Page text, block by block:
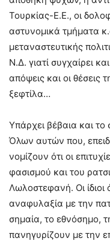
Τουρκίας-Ε.Ε., οι
αστυνομικά τμήματα
μεταναστευτικής
Ν.Δ. γιατί συγχαίρει
απόψεις και οι θέσεις
ξεφτίλα…
Υπάρχει βέβαια και
Όλων αυτών που,
νομίζουν ότι οι
φασισμού και του
Λωλοστεφανή. Οι
αναφυλαξία με την
σημαία, το εθνόσημο,
πανηγυρίζουν με την